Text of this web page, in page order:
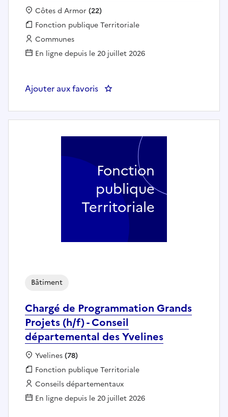
Localisation :
Côtes d Armor (22)
Fonction publique :
Fonction publique Territoriale
Employeur :
Communes
En ligne depuis le 20 juillet 2026
Ajouter aux favoris : Interventions en plomberie et
Chargé de Programmation Grands
Projets (h/f) - Conseil
départemental des Yvelines
Bâtiment
Localisation :
Yvelines(78)
Fonction publique :
Fonction publique Territoriale
Employeur :
Conseils départementaux
En ligne depuis le 20 juillet 2026
Fonction
publique
Territoriale